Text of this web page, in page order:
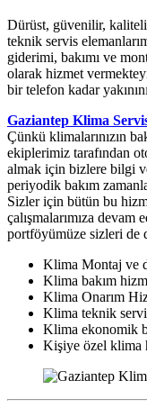
Dürüst, güvenilir, kaliteli
teknik servis
giderimi, bakımı ve
olarak hizmet
bir telefon kadar
Gaziantep Klima
Çünkü klimalarınızın
ekiplerimiz tarafından
almak için bizlere bilgi
periyodik bakım
Sizler için bütün bu
çalışmalarımıza
portföyümüze sizleri de
Klima Montaj ve
Klima bakım
Klima Onarım
Klima teknik
Klima ekonomik
Kişiye özel klima